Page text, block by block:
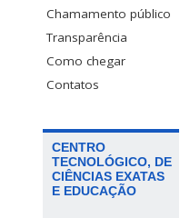
Chamamento público
Transparência
Como chegar
Contatos
CENTRO
TECNOLÓGICO, DE
CIÊNCIAS EXATAS
E EDUCAÇÃO